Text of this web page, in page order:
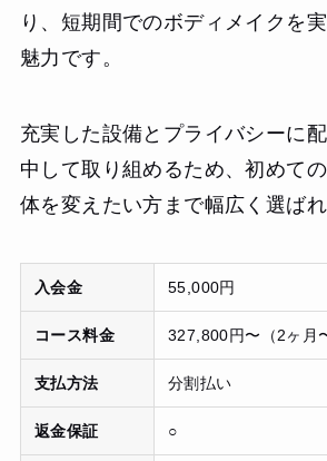
り、短期間でのボディメイクを
魅力です。
充実した設備とプライバシーに
中して取り組めるため、初めて
体を変えたい方まで幅広く選ばれ
入会金 55,000円
コース料金 327,800円〜（2ヶ月
支払方法 分割払い
返金保証 ○